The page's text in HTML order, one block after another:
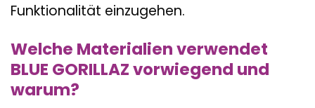
Funktionalität einzugehen.
Welche Materialien verwendet
BLUE GORILLAZ vorwiegend und
warum?